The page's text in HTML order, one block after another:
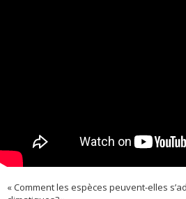
« Comment les espèces peuvent-elles